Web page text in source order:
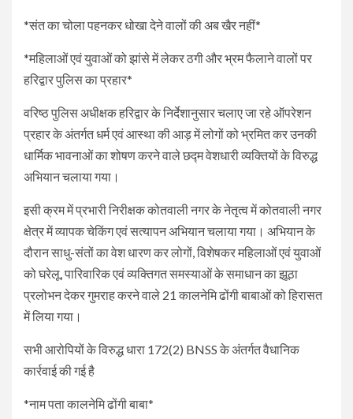
*संत का चोला पहनकर धोखा देने वालों की अब खैर नहीं*
*महिलाओं एवं युवाओं को झांसे में लेकर ठगी और भ्रम फैलाने वालों पर
हरिद्वार पुलिस का प्रहार*
वरिष्ठ पुलिस अधीक्षक हरिद्वार के निर्देशानुसार चलाए जा रहे ऑपरेशन
प्रहार के अंतर्गत धर्म एवं आस्था की आड़ में लोगों को भ्रमित कर उनकी
धार्मिक भावनाओं का शोषण करने वाले छद्म वेशधारी व्यक्तियों के विरुद्ध
अभियान चलाया गया।
इसी क्रम में प्रभारी निरीक्षक कोतवाली नगर के नेतृत्व में कोतवाली नगर
क्षेत्र में व्यापक चेकिंग एवं सत्यापन अभियान चलाया गया। अभियान के
दौरान साधु-संतों का वेश धारण कर लोगों, विशेषकर महिलाओं एवं युवाओं
को घरेलू, पारिवारिक एवं व्यक्तिगत समस्याओं के समाधान का झूठा
प्रलोभन देकर गुमराह करने वाले 21 कालनेमि ढोंगी बाबाओं को हिरासत
में लिया गया।
सभी आरोपियों के विरुद्ध धारा 172(2) BNSS के अंतर्गत वैधानिक
कार्रवाई की गई है
*नाम पता कालनेमि ढोंगी बाबा*